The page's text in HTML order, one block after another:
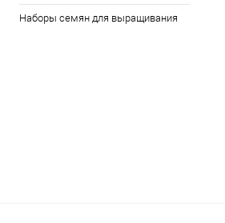
Наборы семян для выращивания